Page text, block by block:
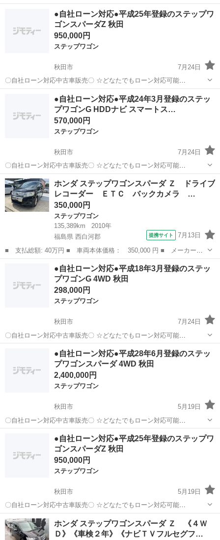
☆ １、勤続年数の短い方や自営業の方 ２、パートを
される主婦の方や派遣社員の方 ３、自己破産等をされた方やローンが
組めない方 ４、他社様...
ステップワゴン 車両
●自社ローン対応●平成25年登録のステップワ
ゴンスパーダZ 秋田
950,000円
ステップワゴン
秋田市
7月24日
〇自社ローン対応中古車販売〇 ☆どなたでもローン対応可能
☆ １、勤続年数の短い方や自営業の方 ２、パートを
される主婦の方や派遣社員の方 ３、自己破産等をされた方やローン
が組めない方 ４、他社様...
ステップワゴン 車両
●自社ローン対応●平成24年3月登録のステッ
プワゴンG HDDナビ スマートス…
570,000円
ステップワゴン
秋田市
7月24日
〇自社ローン対応中古車販売〇 ☆どなたでもローン対応可能
☆ １、勤続年数の短い方や自営業の方 ２、パートを
される主婦の方や派遣社員の方 ３、自己破産等をされた方やローンが
組めない方 ４、他社様で...
秋田 秋田市 ステップワゴン 車両
ホンダ ステップワゴンスパーダ Ｚ ドライブ
レコーダー ＥＴＣ バックカメラ …
350,000円
ステップワゴン
135,389km
2010年
福島県 西白河郡
提携サイト 7月13日
■ 支払総額: 40万円 ■ 車両本体価格： 350,000 円 ■ メーカー
名： ホンダ ■ 車種名： ステップワゴンスパーダ ■ グレード
名： Ｚ ドライブレコーダー ＥＴＣ バックカメラ ナビ 両側
電動スライドドア ...
西白河郡 ステップワゴン
●自社ローン対応●平成18年3月登録のステッ
プワゴンG 4WD 秋田
298,000円
ステップワゴン
秋田市
7月24日
〇自社ローン対応中古車販売〇 ☆どなたでもローン対応可能
☆ １、勤続年数の短い方や自営業の方 ２、パートを
される主婦の方や派遣社員の方 ３、自己破産等をされた方やローンが
組めない方 ４、他社様で...
ステップワゴン 車両
●自社ローン対応●平成28年6月登録のステッ
プワゴンスパーダ 4WD 秋田
2,400,000円
ステップワゴン
秋田市
5月19日
〇自社ローン対応中古車販売〇 ☆どなたでもローン対応可能
☆ １、勤続年数の短い方や自営業の方 ２、パートを
される主婦の方や派遣社員の方 ３、自己破産等をされた方やローンが
組めない方 ４、他社様で...
ステップワゴン 車両
●自社ローン対応●平成25年登録のステップワ
ゴンスパーダZ 秋田
950,000円
ステップワゴン
秋田市
5月19日
〇自社ローン対応中古車販売〇 ☆どなたでもローン対応可能
☆ １、勤続年数の短い方や自営業の方 ２、パートを
される主婦の方や派遣社員の方 ３、自己破産等をされた方やローンが
組めない方 ４、他社様で...
秋田 秋田市 ステップワゴン 車両
ホンダ ステップワゴンスパーダ Ｚ 《４Ｗ
Ｄ》《車検２年》《ナビＴＶフルセグフ…